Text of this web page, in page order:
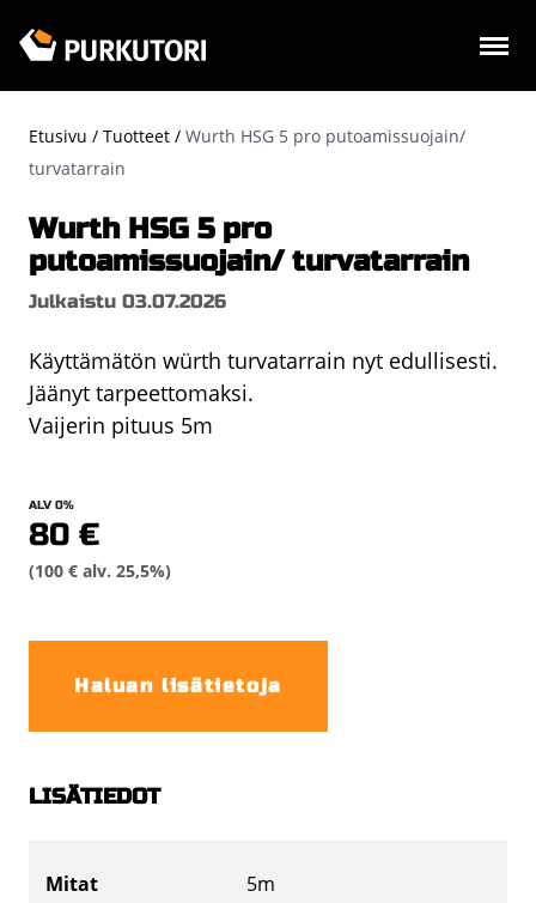
pääsisältöön
Murupolku
Etusivu Tuotteet
Wurth HSG 5 pro putoamissuojain/
turvatarrain
Wurth HSG 5 pro
putoamissuojain/ turvatarrain
Julkaistu 03.07.2026
Käyttämätön würth turvatarrain nyt edullisesti.
Jäänyt tarpeettomaksi.
Vaijerin pituus 5m
ALV 0%
80 €
(100 € alv. 25,5%)
Haluan lisätietoja
LISÄTIEDOT
Mitat 5m